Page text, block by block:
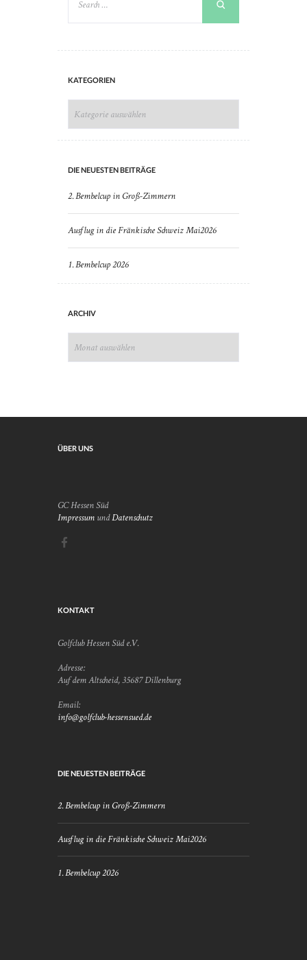
KATEGORIEN
DIE NEUESTEN BEITRÄGE
2. Bembelcup in Groß-Zimmern
Ausflug in die Fränkische Schweiz Mai2026
1. Bembelcup 2026
ARCHIV
ÜBER UNS
GC Hessen Süd
Impressum undDatenschutz
KONTAKT
Golfclub Hessen Süd e.V.
Adresse:
Auf dem Altscheid, 35687 Dillenburg
Email:
info@golfclub-hessensued.de
DIE NEUESTEN BEITRÄGE
2. Bembelcup in Groß-Zimmern
Ausflug in die Fränkische Schweiz Mai2026
1. Bembelcup 2026